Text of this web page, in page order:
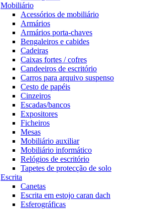
Mobiliário
Acessórios de mobiliário
Armários
Armários porta-chaves
Bengaleiros e cabides
Cadeiras
Caixas fortes / cofres
Candeeiros de escritório
Carros para arquivo suspenso
Cesto de papéis
Cinzeiros
Escadas/bancos
Expositores
Ficheiros
Mesas
Mobiliário auxiliar
Mobiliário informático
Relógios de escritório
Tapetes de protecção de solo
Escrita
Canetas
Escrita em estojo caran dach
Esferográficas